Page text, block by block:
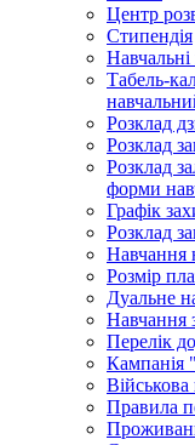
Центр
Стипендія
Табель-
Розклад
Розклад
Розклад
форми
Графік
Розклад
Навчання
Розмір
Дуальне
Навчання
Перелік
Кампанія
Військова
Правила